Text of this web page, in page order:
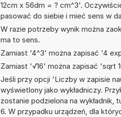
12cm x 56dm = ? cm^3'.
pasować do siebie i mieć sens w
W razie potrzeby wynik można
ma to sens.
Zamiast '4^3' można zapisać '4
Zamiast '√16' można zapisać 'sqrt
Jeśli przy opcji 'Liczby w zapisie
wyświetlony jako wykładniczy.
zostanie podzielona na wykładnik,
6. W przypadku urządzeń, dla